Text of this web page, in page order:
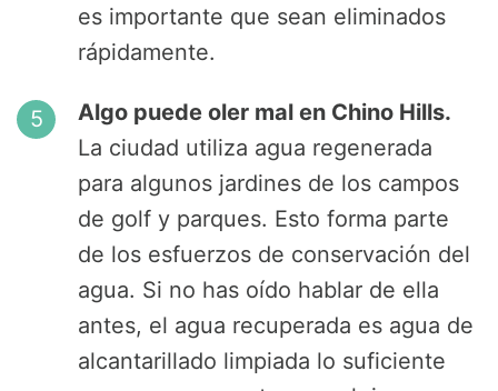
es importante que sean eliminados
rápidamente.
Algo puede oler mal en Chino Hills.
La ciudad utiliza agua regenerada
para algunos jardines de los campos
de golf y parques. Esto forma parte
de los esfuerzos de conservación del
agua. Si no has oído hablar de ella
antes, el agua recuperada es agua de
alcantarillado limpiada lo suficiente